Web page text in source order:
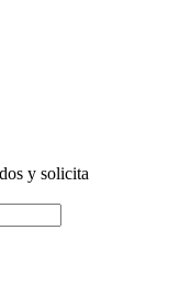
y solicita